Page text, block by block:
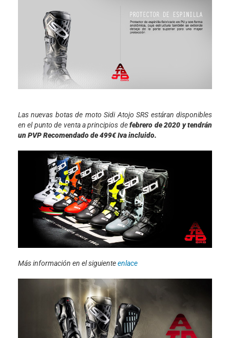
Las nuevas botas de moto Sidi Atojo SRS estáran disponibles
en el punto de venta a principios defebrero de 2020 y tendrán
un PVP Recomendado de 499€ Iva incluido.
Más información en el siguienteenlace